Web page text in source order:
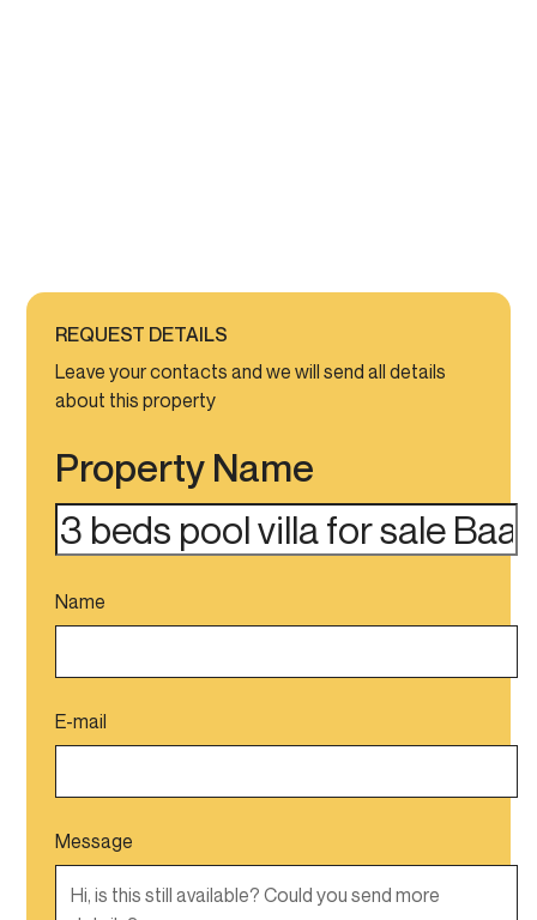
REQUEST DETAILS
Leave your contacts and we will send all details
about this property
Property Name
Name
E-mail
Message